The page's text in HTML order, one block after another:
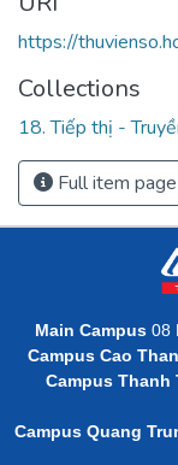
https://
Collections
18. Tiếp thị -
Full item page
Main Campus 08
Campus Cao
Campus Thanh
Campus Quang